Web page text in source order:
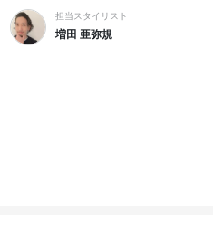
担当スタイリスト
増田 亜弥規